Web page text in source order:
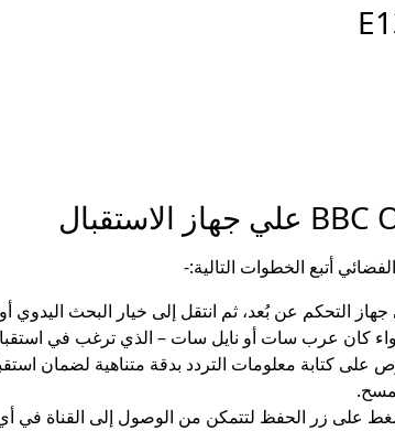
التحكم عن بُعد، ثم انتقل إلى خيار البحث اليدوي
كان عرب سات أو نايل سات – الذي ترغب في
على كتابة معلومات التردد بدقة متناهية لضمان
على زر الحفظ لتتمكن من الوصول إلى القناة في